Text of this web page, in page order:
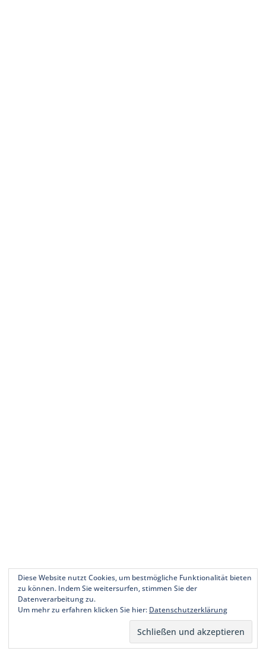
Diese Website nutzt Cookies, um bestmögliche Funktionalität bieten
zu können. Indem Sie weitersurfen, stimmen Sie der
Datenverarbeitung zu.
Um mehr zu erfahren klicken Sie hier: Datenschutzerklärung